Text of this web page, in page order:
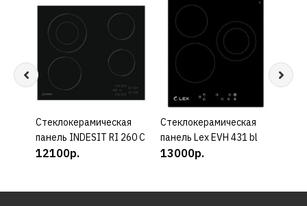
КУПИТЬ
Cтеклокерамическая
панель INDESIT RI 260 C
12100р.
КУПИТЬ
Cтеклокерамическая
панель Lex EVH 431 bl
13000р.